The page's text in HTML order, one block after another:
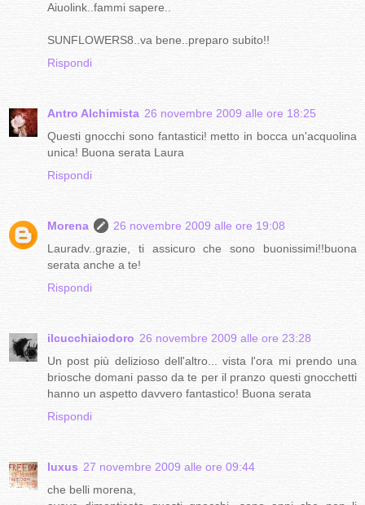
Aiuolink..fammi sapere..
SUNFLOWERS8..va bene..preparo subito!!
Rispondi
Antro Alchimista 26 novembre 2009 alle ore 18:25
Questi gnocchi sono fantastici! metto in bocca un'acquolina
unica! Buona serata Laura
Rispondi
Morena
26 novembre 2009 alle ore 19:08
Lauradv..grazie, ti assicuro che sono buonissimi!!buona
serata anche a te!
Rispondi
ilcucchiaiodoro 26 novembre 2009 alle ore 23:28
Un post più delizioso dell'altro... vista l'ora mi prendo una
briosche domani passo da te per il pranzo questi gnocchetti
hanno un aspetto davvero fantastico! Buona serata
Rispondi
luxus 27 novembre 2009 alle ore 09:44
che belli morena,